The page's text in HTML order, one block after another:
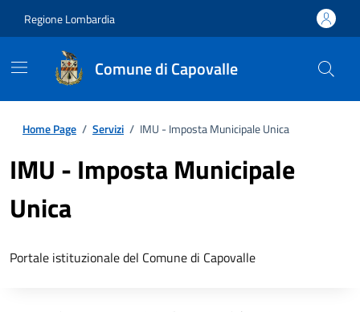
Regione Lombardia
Comune di Capovalle
Home Page / Servizi / IMU - Imposta Municipale Unica
IMU - Imposta Municipale
Unica
Portale istituzionale del Comune di Capovalle